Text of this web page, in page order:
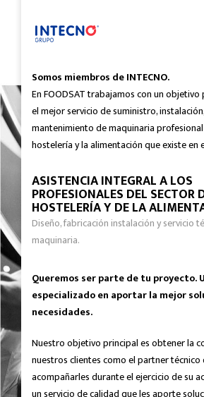
Somos miembros de INTECNO.
En FOODSAT trabajamos con un
el mejor servicio de suministro,
mantenimiento de maquinaria
hostelería y la alimentación que existe en
ASISTENCIA INTEGRAL A LOS
PROFESIONALES DEL SECTOR
HOSTELERÍA Y DE LA
Diseño, fabricación instalación y servicio
maquinaria.
Queremos ser parte de tu proyecto.
especializado en aportar la mejor
necesidades.
Nuestro objetivo principal es obtener la
nuestros clientes como el partner técnico
acompañarles durante el ejercicio de su